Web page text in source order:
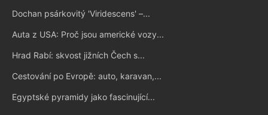
Dochan psárkovitý 'Viridescens' –...
Auta z USA: Proč jsou americké vozy...
Hrad Rabí: skvost jižních Čech s...
Cestování po Evropě: auto, karavan,...
Egyptské pyramidy jako fascinující...